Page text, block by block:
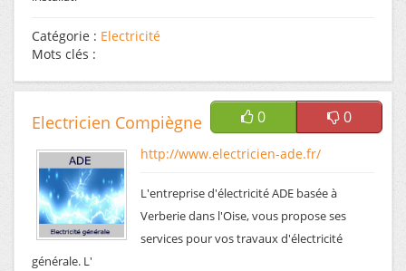
Catégorie : Electricité
Mots clés :
0 0
Electricien Compiègne
http://www.electricien-ade.fr/
L'entreprise d'électricité ADE basée à
Verberie dans l'Oise, vous propose ses
services pour vos travaux d'électricité
générale. L'